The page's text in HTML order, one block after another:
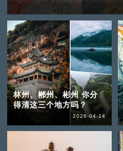
林州、郴州、彬州 你分
得清这三个地方吗？
2026-04-14